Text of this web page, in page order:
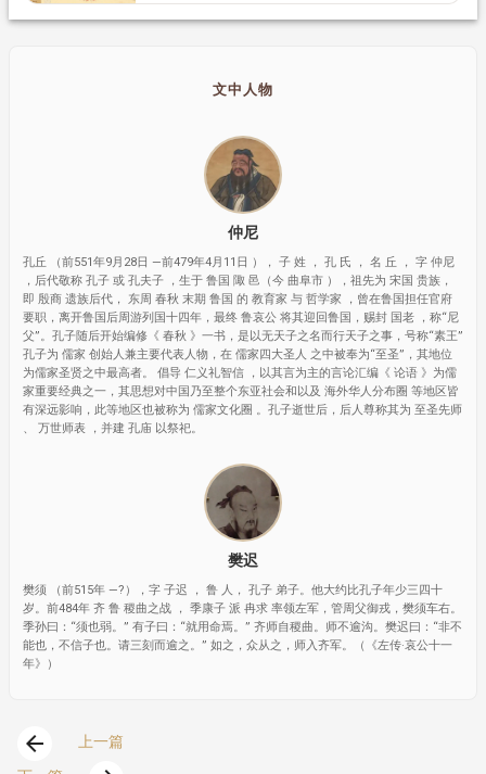
文中人物
仲尼
孔丘 （前551年9月28日 —前479年4月11日 ）， 子 姓 ， 孔 氏 ， 名 丘 ， 字 仲尼
，后代敬称 孔子 或 孔夫子 ，生于 鲁国 陬 邑（今 曲阜市 ），祖先为 宋国 贵族，
即 殷商 遗族后代， 东周 春秋 末期 鲁国 的 教育家 与 哲学家 ，曾在鲁国担任官府
要职，离开鲁国后周游列国十四年，最终 鲁哀公 将其迎回鲁国，赐封 国老 ，称“尼
父”。孔子随后开始编修《 春秋 》一书，是以无天子之名而行天子之事，号称“素王”
孔子为 儒家 创始人兼主要代表人物，在 儒家四大圣人 之中被奉为“至圣”，其地位
为儒家圣贤之中最高者。 倡导 仁义礼智信 ，以其言为主的言论汇编《 论语 》为儒
家重要经典之一，其思想对中国乃至整个东亚社会和以及 海外华人分布圈 等地区皆
有深远影响，此等地区也被称为 儒家文化圈 。孔子逝世后，后人尊称其为 至圣先师
、 万世师表 ，并建 孔庙 以祭祀。
樊迟
樊须 （前515年 —?），字 子迟 ， 鲁 人， 孔子 弟子。他大约比孔子年少三四十
岁。前484年 齐 鲁 稷曲之战 ， 季康子 派 冉求 率领左军，管周父御戎，樊须车右。
季孙曰：“须也弱。” 有子曰：“就用命焉。” 齐师自稷曲。师不逾沟。樊迟曰：“非不
能也，不信子也。请三刻而逾之。” 如之，众从之，师入齐军。（《左传·哀公十一
年》）
arrow_back
上一篇